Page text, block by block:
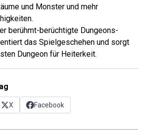
und Monster und mehr
berühmt-berüchtigte Dungeons-
das Spielgeschehen und sorgt
Dungeon für Heiterkeit.
X Facebook